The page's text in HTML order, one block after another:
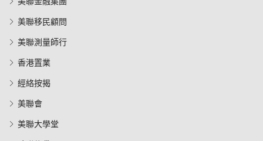
美聯移民顧問
美聯測量師行
香港置業
經絡按揭
美聯會
美聯大學堂